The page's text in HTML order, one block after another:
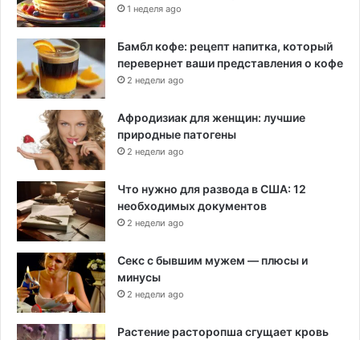
1 неделя ago
Бамбл кофе: рецепт напитка, который
перевернет ваши представления о кофе
2 недели ago
Афродизиак для женщин: лучшие
природные патогены
2 недели ago
Что нужно для развода в США: 12
необходимых документов
2 недели ago
Секс с бывшим мужем — плюсы и
минусы
2 недели ago
Растение расторопша сгущает кровь